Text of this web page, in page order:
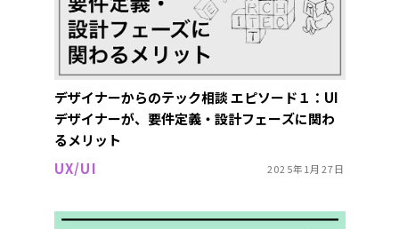
デザイナーからのテック相談 エピソード１：UI
デザイナーが、要件定義・設計フェーズに関わ
るメリット
UX/UI
2025年1月27日